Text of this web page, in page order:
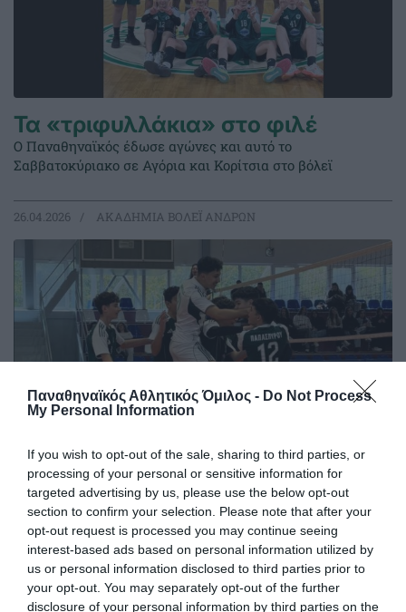
Παναθηναϊκός Αθλητικός Όμιλος - Do Not Process
My Personal Information
If you wish to opt-out of the sale, sharing to third parties, or
processing of your personal or sensitive information for
targeted advertising by us, please use the below opt-out
section to confirm your selection. Please note that after your
opt-out request is processed you may continue seeing
interest-based ads based on personal information utilized by
us or personal information disclosed to third parties prior to
your opt-out. You may separately opt-out of the further
disclosure of your personal information by third parties on the
Τα «τριφυλλάκια» στο φιλέ
Ο Παναθηναϊκός έδωσε αγώνες και αυτό το
Σαββατοκύριακο σε Αγόρια και Κορίτσια στο βόλεϊ
26.04.2026 ΑΚΑΔΗΜΙΑ ΒΟΛΕΪ ΑΝΔΡΩΝ
Τα «τριφυλλάκια» στο φιλέ
Τα τμήματα βόλεϊ ακαδημιών του Παναθηναϊκού έδωσαν
αγώνες μέσα στο Σαββατοκύριακο.
20.04.2026 ΑΚΑΔΗΜΙΑ ΒΟΛΕΪ ΑΝΔΡΩΝ